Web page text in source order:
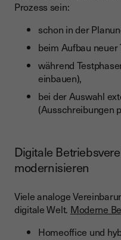
Prozess sein:
schon in der
beim Aufbau neuer
während
einbauen),
bei der Auswahl
(Ausschreibungen
Digitale
modernisieren
Viele analoge
digitale Welt. Moderne
Homeoffice und